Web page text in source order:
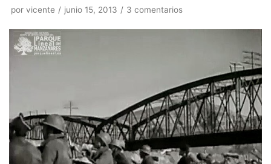
por vicente junio 15, 2013 3 comentarios